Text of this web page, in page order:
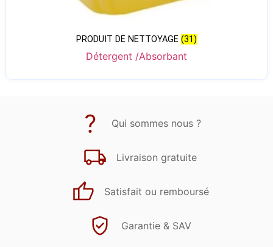
PRODUIT DE NETTOYAGE (31)
Détergent /Absorbant
Qui sommes nous ?
Livraison gratuite
Satisfait ou remboursé
Garantie & SAV